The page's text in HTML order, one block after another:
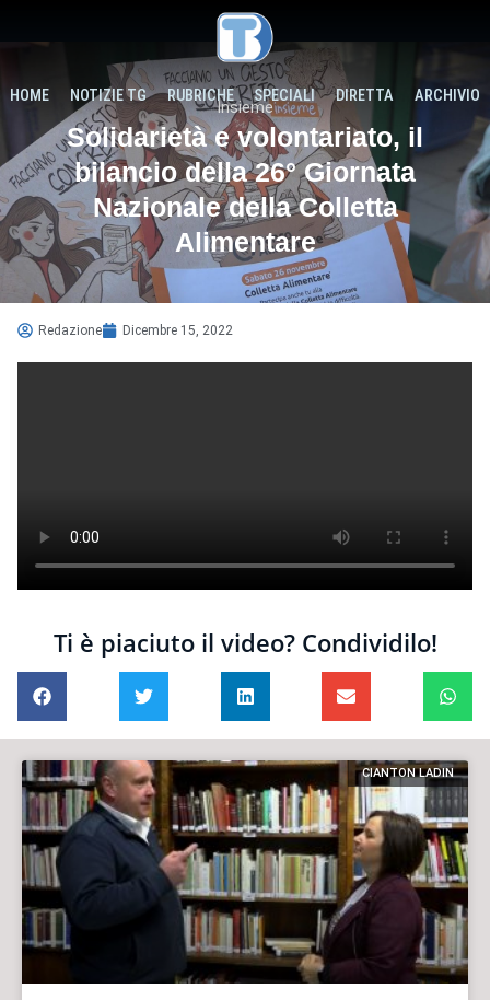
HOME NOTIZIE TG RUBRICHE SPECIALI DIRETTA ARCHIVIO
Insieme
Solidarietà e volontariato, il
bilancio della 26° Giornata
Nazionale della Colletta
Alimentare
Redazione Dicembre 15, 2022
Ti è piaciuto il video? Condividilo!
CIANTON LADIN